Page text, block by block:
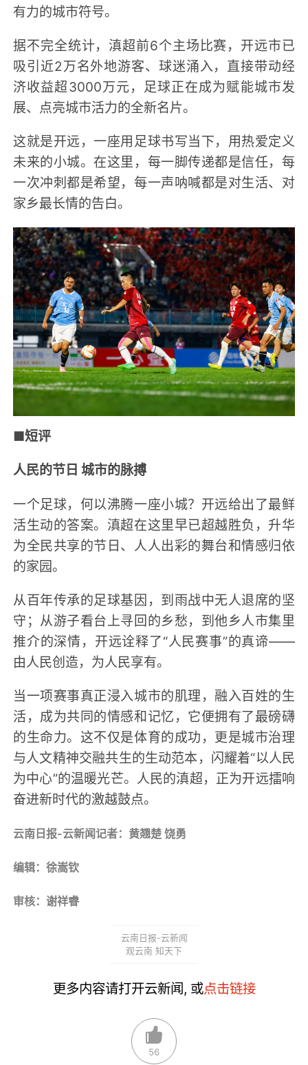
有力的城市符号。
据不完全统计，滇超前6个主场比赛，开远市已
吸引近2万名外地游客、球迷涌入，直接带动经
济收益超3000万元，足球正在成为赋能城市发
展、点亮城市活力的全新名片。
这就是开远，一座用足球书写当下，用热爱定义
未来的小城。在这里，每一脚传递都是信任，每
一次冲刺都是希望，每一声呐喊都是对生活、对
家乡最长情的告白。
■短评
人民的节日 城市的脉搏
一个足球，何以沸腾一座小城？开远给出了最鲜
活生动的答案。滇超在这里早已超越胜负，升华
为全民共享的节日、人人出彩的舞台和情感归依
的家园。
从百年传承的足球基因，到雨战中无人退席的坚
守；从游子看台上寻回的乡愁，到他乡人市集里
推介的深情，开远诠释了“人民赛事”的真谛——
由人民创造，为人民享有。
当一项赛事真正浸入城市的肌理，融入百姓的生
活，成为共同的情感和记忆，它便拥有了最磅礴
的生命力。这不仅是体育的成功，更是城市治理
与人文精神交融共生的生动范本，闪耀着“以人民
为中心”的温暖光芒。人民的滇超，正为开远擂响
奋进新时代的激越鼓点。
云南日报-云新闻记者：黄翘楚 饶勇
编辑：徐嵩钦
审核：谢祥睿
云南日报-云新闻
观云南 知天下
更多内容请打开云新闻, 或点击链接
56